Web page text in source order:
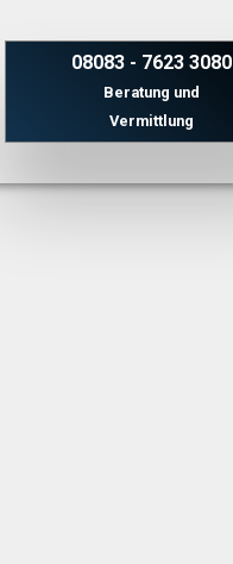
08083 - 7623 3080
Beratung und
Vermittlung